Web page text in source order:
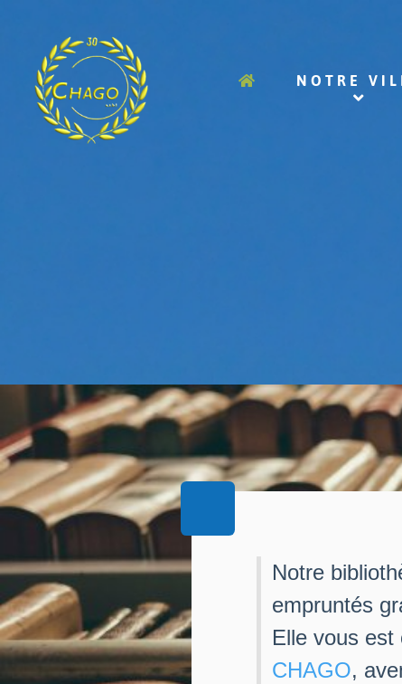
NOTRE
Notre
empruntés
Elle vous est
CHAGO,